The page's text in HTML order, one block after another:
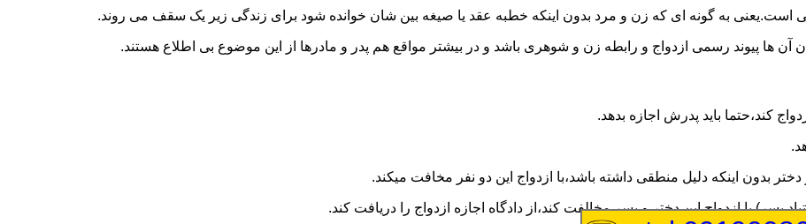
است.یعنی به گونه ای که زن و مرد بدون اینکه خطبه عقد یا صیغه بین شان خوانده شود برای زندگی زیر یک سقف می روند.
آن ها پیوند رسمی ازدواج و رابطه زن و شوهری باشد و در بیشتر مواقع هم پدر و مادرها از این موضوع بی اطلاع هستند.
کند،حتما باید پدرش اجازه بدهد.
بدون اینکه دلیل منطقی داشته باشد،با ازدواج این دو نفر مخافت میکند.
با ازدواج این دختر و پسر مخالفت کند،از دادگاه اجازه ازدواج را دریافت کند.